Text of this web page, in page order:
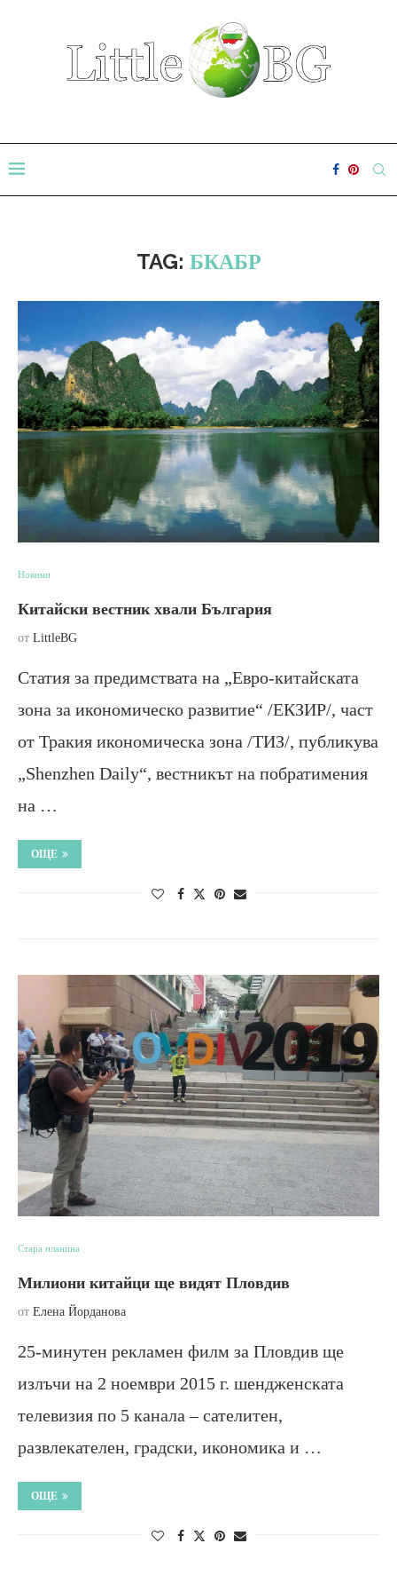
TAG: БКАБР
Новини
Китайски вестник хвали България
от LittleBG
Статия за предимствата на „Евро-китайската
зона за икономическо развитие“ /ЕКЗИР/, част
от Тракия икономическа зона /ТИЗ/, публикува
„Shenzhen Daily“, вестникът на побратимения
на …
ОЩЕ
Стара планина
Милиони китайци ще видят Пловдив
от Елена Йорданова
25-минутен рекламен филм за Пловдив ще
излъчи на 2 ноември 2015 г. шендженската
телевизия по 5 канала – сателитен,
развлекателен, градски, икономика и …
ОЩЕ